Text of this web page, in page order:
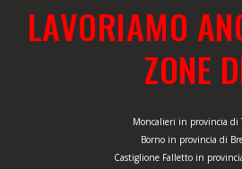
LAVORIAMO
ZONE
Moncalieri in provincia di
Borno in provincia di
Castiglione Falletto in